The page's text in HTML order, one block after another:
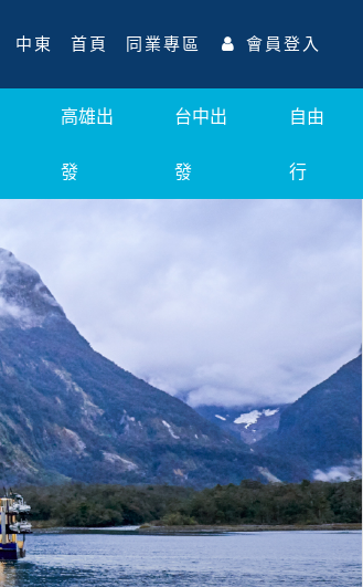
中東 首頁 同業專區 會員登入
高雄出
發
台中出
發
自由
行